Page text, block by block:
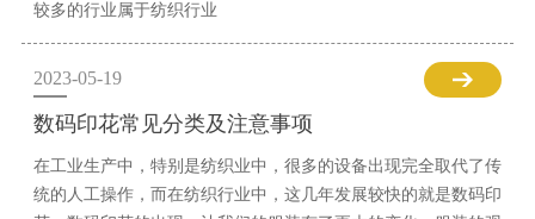
较多的行业属于纺织行业
2023-05-19
数码印花常见分类及注意事项
在工业生产中，特别是纺织业中，很多的设备出现完全取代了传
统的人工操作，而在纺织行业中，这几年发展较快的就是数码印